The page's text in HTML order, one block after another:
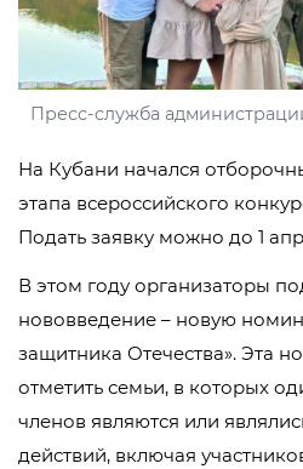
Пресс-служба
На Кубани начался
этапа всероссийского
Подать заявку можно до 1
В этом году организаторы
нововведение – новую
защитника Отечества». Эта
отметить семьи, в которых
членов являются или
действий, включая